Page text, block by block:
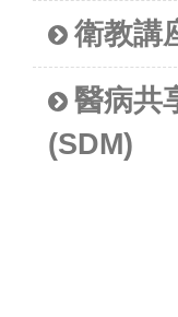
衛教講
醫病共
(SDM)